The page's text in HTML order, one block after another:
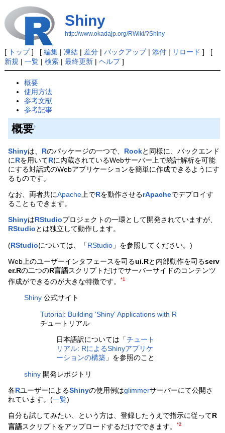
Shiny
http://www.okadajp.org/RWiki/?Shiny
[ トップ] [ 編集| 凍結| 差分| バックアップ| 添付| リロード ] [
新規 | 一覧| 検索| 最終更新| ヘルプ]
概要
使用方法
参考文献
参考記事
概要†
Shinyは、 Rのパッケージの一つで、 Rookと同様に、バックエンド
にRを用いてRに内蔵されているWebサーバー上で統計解析を可能
にする対話式のWebアプリケーションを簡単に作成できるようにす
るものです。
なお、両者共にApache 上でRを動作させるrApacheでデプロイす
ることもできます。
ShinyはRStudioプロジェクトの一環として開発されていますが、
RStudioとは独立して動作します。
(RStudioについては、「RStudio 」を参照してください。)
Web上のユーザーインタフェースを司るui.Rと内部動作を司るserv
er.Rの二つのR言語スクリプトだけでサーバーサイドのコンテンツ
作成ができるのが大きな特徴です。*1
Shiny 公式サイト
Tutorial: Building 'Shiny' Applications with R
チュートリアル
日本語訳については「チュート
リアル: RによるShinyアプリケ
ーションの構築 」を参照のこと
shiny 開発レポジトリ
各RユーザーによるShinyの使用例はglimmerサーバーにて公開さ
れています。(一覧)
自分も試してみたい、という方は、登録したうえで指示に従ってR
言語スクリプトをアップロードするだけでできます。*2